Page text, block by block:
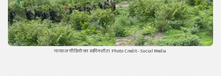
वायरल वीडियो का स्क्रीनशॉट। Photo Credit- Social Media